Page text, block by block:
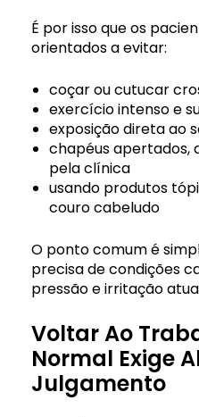
É por isso que os
orientados a evitar:
coçar ou cutucar
exercício intenso e
exposição direta ao
chapéus apertados,
pela clínica
usando produtos
couro cabeludo
O ponto comum é
precisa de condições
pressão e irritação
Voltar Ao
Normal Exige
Julgamento